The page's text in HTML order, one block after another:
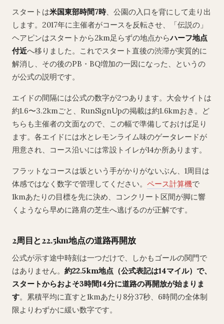
スタートは米国東部時間7時、公園の入口を背にして走り出
します。2017年に主催者がコースを反転させ、「伝説の」
ヘアピンはスタートから2km足らずの地点からハーフ地点
付近へ移りました。これでスタート直後の渋滞が実質的に
解消し、その後のPB・BQ増加の一因になった、というの
が公式の説明です。
エイドの間隔には公式の数字が2つあります。大会サイトは
約1.6〜3.2kmごと、RunSignUpの掲載は約1.6kmおき。ど
ちらも主催者の文面なので、この幅で準備しておけば足り
ます。各エイドには水とレモンライム味のゲータレードが
用意され、コース沿いには常設トイレが14か所あります。
フラットなコースは坂という手がかりがないぶん、1周目は
体感ではなく数字で管理してください。 ペース計算機で
1kmあたりの目標を先に決め、コンクリート区間が脚に響
くようなら早めに路肩の芝生へ逃げるのが正解です。
2周目と22.5km地点の道路再開放
公式が示す途中時刻は一つだけで、しかもゴールの関門で
はありません。 約22.5km地点（公式表記は14マイル）で、
スタートからおよそ3時間14分に道路の再開放が始まりま
す。累積平均に直すと1kmあたり8分37秒、6時間の全体制
限よりわずかに緩い数字です。